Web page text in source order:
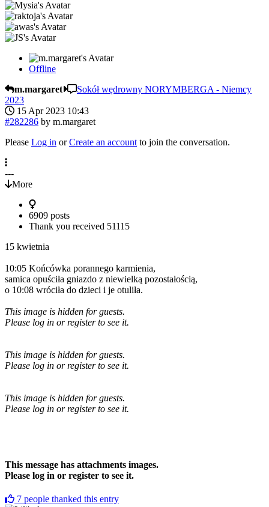
Offline
m.margaret
Sokół wędrowny NORYMBERGA - Niemcy
2023
15 Apr 2023 10:43
#282286 by m.margaret
Please Log in orCreate an account to join the conversation.
---
More
6909 posts
Thank you received 51115
15 kwietnia
10:05 Końcówka porannego karmienia,
samica opuściła gniazdo z niewielką pozostałością,
o 10:08 wróciła do dzieci i je otuliła.
This image is hidden for guests.
Please log in or register to see it.
This image is hidden for guests.
Please log in or register to see it.
This image is hidden for guests.
Please log in or register to see it.
This message has attachments images.
Please log in or register to see it.
7 people thanked this entry